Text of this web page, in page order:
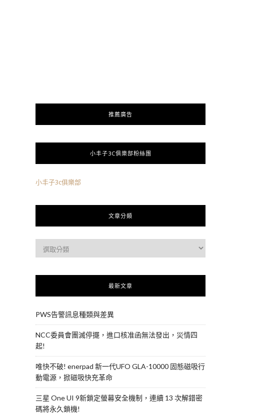
推薦廣告
小丰子3C俱樂部粉絲團
小丰子3c俱樂部
文章分類
最新文章
PWS告警訊息種類與差異
NCC委員會團滅停擺，進口核准函無法發出，災情四
起!
唯快不破! enerpad 新一代UFO GLA-10000 固態磁吸行
動電源，掀磁吸快充革命
三星 One UI 9新鎖定螢幕安全機制，連續 13 次解錯密
碼將永久鎖機!